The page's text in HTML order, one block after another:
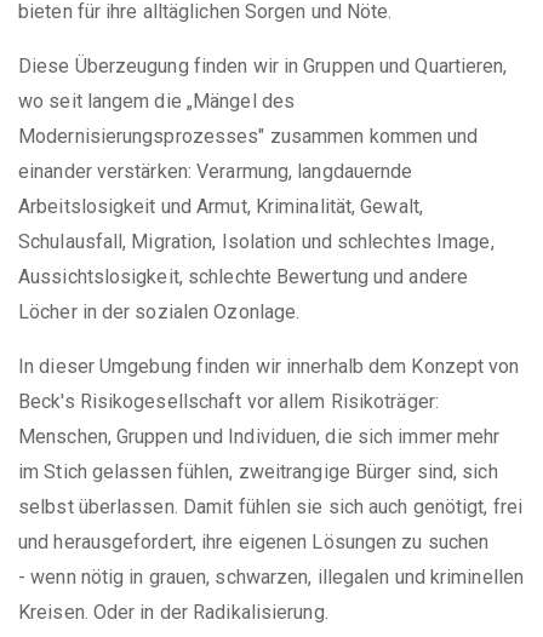
bieten für ihre alltäglichen Sorgen und Nöte.
Diese Überzeugung finden wir in Gruppen und Quartieren,
wo seit langem die „Mängel des
Modernisierungsprozesses" zusammen kommen und
einander verstärken: Verarmung, langdauernde
Arbeitslosigkeit und Armut, Kriminalität, Gewalt,
Schulausfall, Migration, Isolation und schlechtes Image,
Aussichtslosigkeit, schlechte Bewertung und andere
Löcher in der sozialen Ozonlage.
In dieser Umgebung finden wir innerhalb dem Konzept von
Beck's Risikogesellschaft vor allem Risikoträger:
Menschen, Gruppen und Individuen, die sich immer mehr
im Stich gelassen fühlen, zweitrangige Bürger sind, sich
selbst überlassen. Damit fühlen sie sich auch genötigt, frei
und herausgefordert, ihre eigenen Lösungen zu suchen
- wenn nötig in grauen, schwarzen, illegalen und kriminellen
Kreisen. Oder in der Radikalisierung.